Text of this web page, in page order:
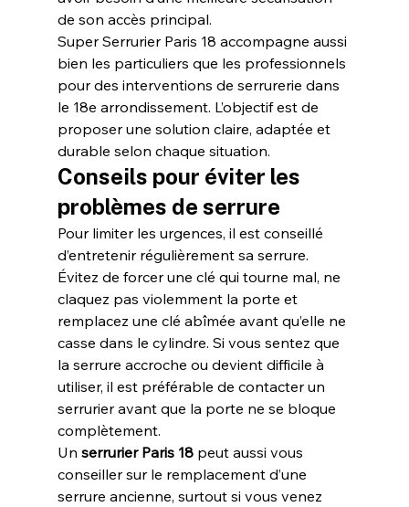
de son accès principal.
Super Serrurier Paris 18 accompagne aussi
bien les particuliers que les professionnels
pour des interventions de serrurerie dans
le 18e arrondissement. L’objectif est de
proposer une solution claire, adaptée et
durable selon chaque situation.
Conseils pour éviter les
problèmes de serrure
Pour limiter les urgences, il est conseillé
d’entretenir régulièrement sa serrure.
Évitez de forcer une clé qui tourne mal, ne
claquez pas violemment la porte et
remplacez une clé abîmée avant qu’elle ne
casse dans le cylindre. Si vous sentez que
la serrure accroche ou devient difficile à
utiliser, il est préférable de contacter un
serrurier avant que la porte ne se bloque
complètement.
Un serrurier Paris 18 peut aussi vous
conseiller sur le remplacement d’une
serrure ancienne, surtout si vous venez